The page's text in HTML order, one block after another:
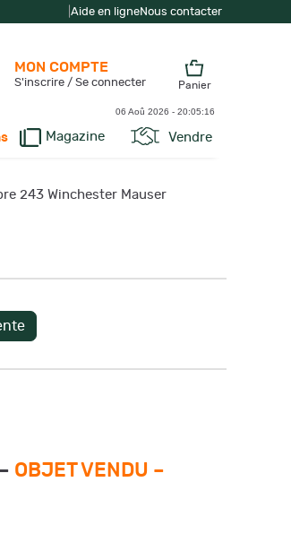
Aide en ligneNous contacter
Magazine Vendre
MON COMPTE
S'inscrire / Se connecter Panier
06 Aoû 2026 - 20:05:17
243 Winchester Mauser
OBJET VENDU –